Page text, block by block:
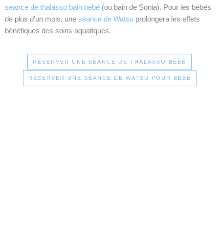
séance de thalasso bain bébé (ou bain de Sonia). Pour les bébés
de plus d’un mois, une séance de Watsu prolongera les effets
bénéfiques des soins aquatiques.
RÉSERVER UNE SÉANCE DE THALASSO BÉBÉ
RÉSERVER UNE SÉANCE DE WATSU POUR BÉBÉ